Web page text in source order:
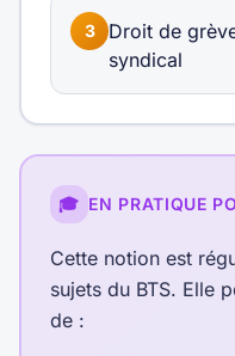
3
Droit de
syndical
🎓 EN PRATIQUE
Cette notion est
sujets du BTS. Elle
de :